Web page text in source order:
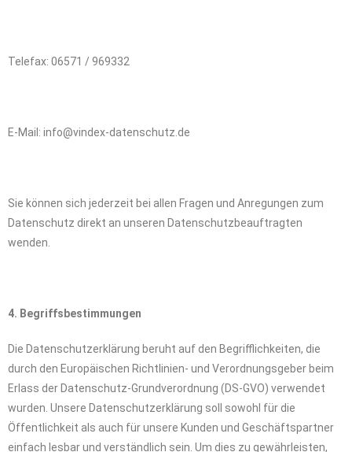
Telefax: 06571 / 969332
E-Mail: info@vindex-datenschutz.de
Sie können sich jederzeit bei allen Fragen und Anregungen zum
Datenschutz direkt an unseren Datenschutzbeauftragten
wenden.
4. Begriffsbestimmungen
Die Datenschutzerklärung beruht auf den Begrifflichkeiten, die
durch den Europäischen Richtlinien- und Verordnungsgeber beim
Erlass der Datenschutz-Grundverordnung (DS-GVO) verwendet
wurden. Unsere Datenschutzerklärung soll sowohl für die
Öffentlichkeit als auch für unsere Kunden und Geschäftspartner
einfach lesbar und verständlich sein. Um dies zu gewährleisten,